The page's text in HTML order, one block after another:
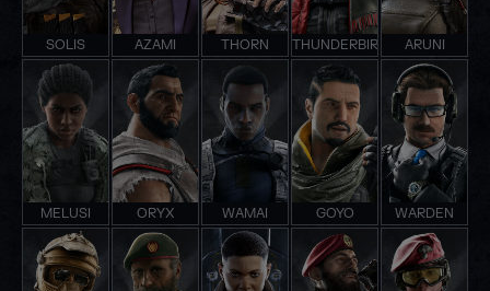
SOLIS AZAMI THORN THUNDERBIRD ARUNI
MELUSI ORYX WAMAI GOYO WARDEN